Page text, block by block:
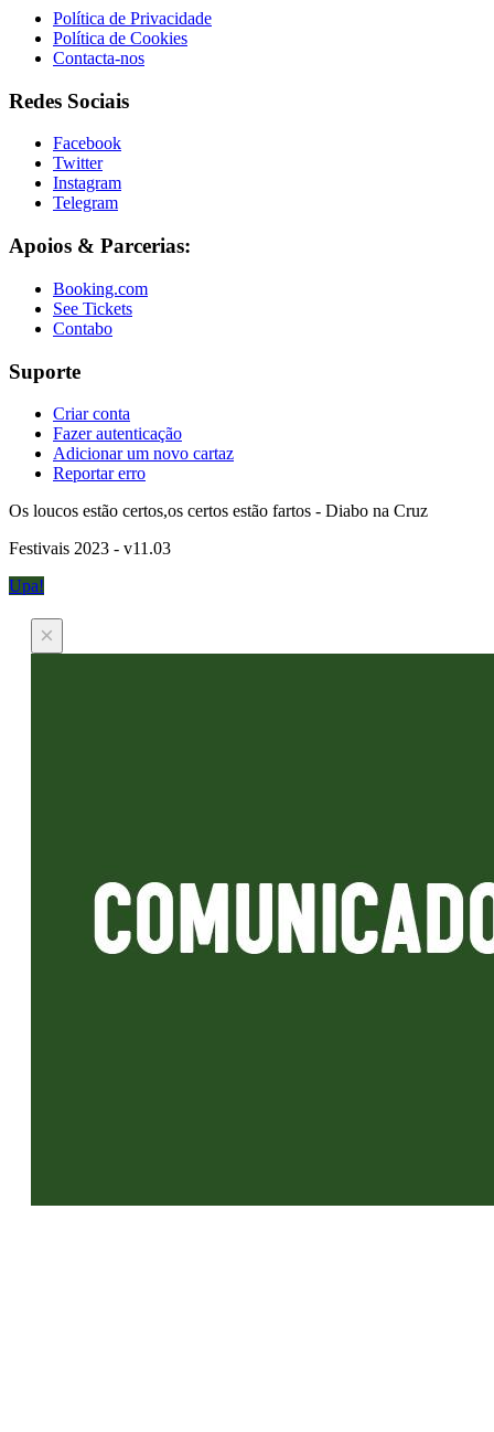
Política de Privacidade
Política de Cookies
Contacta-nos
Redes Sociais
Facebook
Twitter
Instagram
Telegram
Apoios & Parcerias:
Booking.com
See Tickets
Contabo
Suporte
Criar conta
Fazer autenticação
Adicionar um novo cartaz
Reportar erro
Os loucos estão certos,os certos estão fartos - Diabo na Cruz
Festivais 2023 - v11.03
Upa!
×